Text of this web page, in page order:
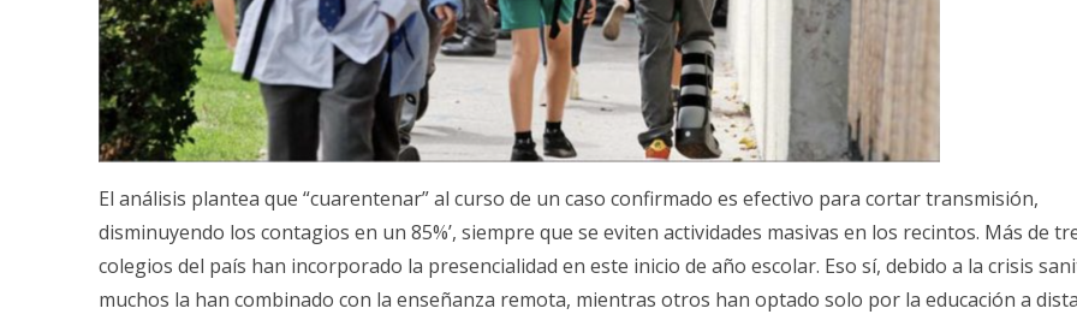
El análisis plantea que “cuarentenar” al curso de un caso confirmado es efectivo para cortar transmisión,
disminuyendo los contagios en un 85%’, siempre que se eviten actividades masivas en los recintos. Más de
colegios del país han incorporado la presencialidad en este inicio de año escolar. Eso sí, debido a la crisis
muchos la han combinado con la enseñanza remota, mientras otros han optado solo por la educación a